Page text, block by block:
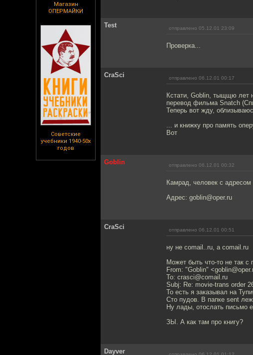
Магазин
ОПЕРМАЙКИ
Советские
учебники 1940-50х
годов
Test отправлено 05.12.01 23:09
Проверка...
CraSci отправлено 06.12.01 00:17
Кстати, Goblin, тыщщю лет
перевод фильма Snatch
Теперь вот жду,
... и книжку про память
Вот
Goblin отправлено 06.12.01 00:32
Камрад, человек с
Адрес: goblin@oper.ru
CraSci отправлено 06.12.01 00:51
ну не comail..ru, а comail.ru
Может быть что-то не так с
From: "Goblin"
To: crasci@comail.ru
Subj: Re: movie-trans order
То есть я заказывал на
Сто пудов. В папке sent
Ну лады, отослать письмо
ЗЫ. А как там про книгу?
Dayver